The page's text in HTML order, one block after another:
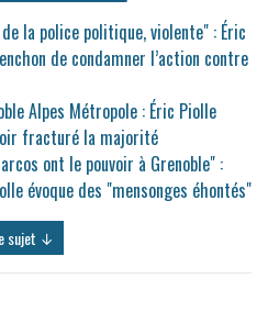
la police politique, violente" : Éric
de condamner l’action contre
Alpes Métropole : Éric Piolle
fracturé la majorité
ont le pouvoir à Grenoble" :
évoque des "mensonges éhontés"
sujet ↓